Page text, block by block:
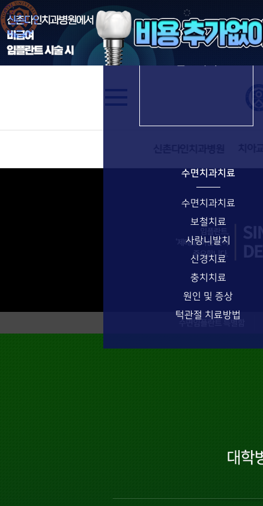
수면임플란트
신촌다인치과병원
수면치과치료
수면치과치료
보철치료
사랑니발치
신경치료
충치치료
원인 및 증상
턱관절 치료방법
수면임플란트 특별함